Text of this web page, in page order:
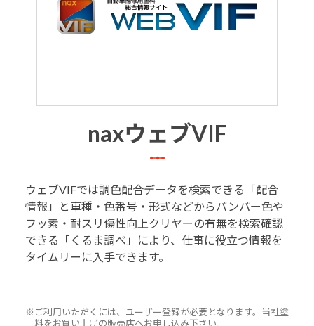
naxウェブVIF
ウェブVIFでは調色配合データを検索できる「配合
情報」と車種・色番号・形式などからバンパー色や
フッ素・耐スリ傷性向上クリヤーの有無を検索確認
できる「くるま調べ」により、仕事に役立つ情報を
タイムリーに入手できます。
※ご利用いただくには、ユーザー登録が必要となります。当社塗
料をお買い上げの販売店へお申し込み下さい。